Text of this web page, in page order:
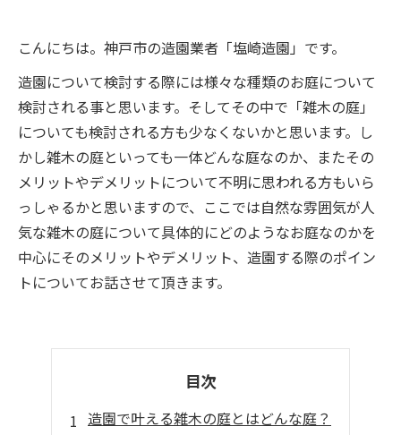
こんにちは。神戸市の造園業者「塩崎造園」です。
造園について検討する際には様々な種類のお庭について
検討される事と思います。そしてその中で「雑木の庭」
についても検討される方も少なくないかと思います。し
かし雑木の庭といっても一体どんな庭なのか、またその
メリットやデメリットについて不明に思われる方もいら
っしゃるかと思いますので、ここでは自然な雰囲気が人
気な雑木の庭について具体的にどのようなお庭なのかを
中心にそのメリットやデメリット、造園する際のポイン
トについてお話させて頂きます。
目次
造園で叶える雑木の庭とはどんな庭？